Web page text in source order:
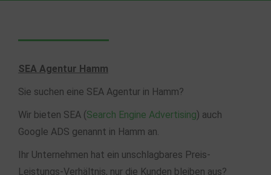
SEA Agentur Hamm
Sie suchen eine SEA Agentur in Hamm?
Wir bieten SEA (Search Engine Advertising) auch
Google ADS genannt in Hamm an.
Ihr Unternehmen hat ein unschlagbares Preis-
Leistungs-Verhältnis, nur die Kunden bleiben aus?